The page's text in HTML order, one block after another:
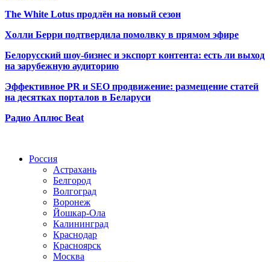
The White Lotus продлён на новый сезон
Холли Берри подтвердила помолвку в прямом эфире
Белорусский шоу-бизнес и экспорт контента: есть ли выход
на зарубежную аудиторию
Эффективное PR и SEO продвижение: размещение статей
на десятках порталов в Беларуси
Радио Аплюс Beat
Россия
Астрахань
Белгород
Волгоград
Воронеж
Йошкар-Ола
Калининград
Краснодар
Красноярск
Москва